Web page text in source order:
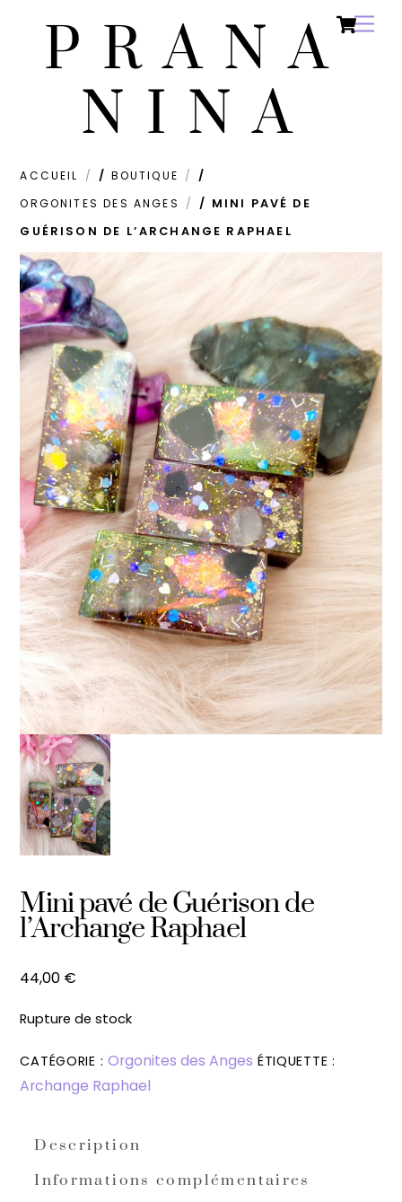
PRANA
NINA
ACCUEIL / BOUTIQUE
/
ORGONITES DES ANGES
/ MINI PAVÉ DE
GUÉRISON DE L’ARCHANGE RAPHAEL
Mini pavé de Guérison de
l’Archange Raphael
44,00 €
Rupture de stock
CATÉGORIE :Orgonites des Anges ÉTIQUETTE :
Archange Raphael
Description
Informations complémentaires